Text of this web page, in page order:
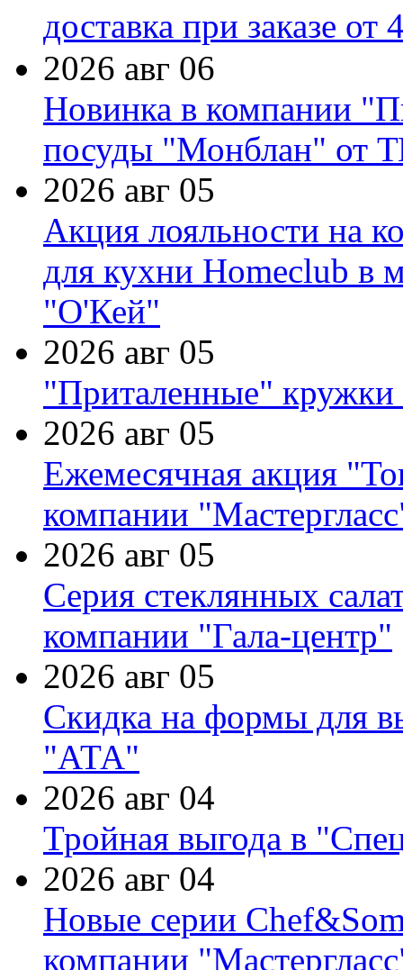
доставка при заказе от
2026 авг 06
Новинка в компании
посуды "Монблан" от
2026 авг 05
Акция лояльности на
для кухни Homeclub в
"О'Кей"
2026 авг 05
"Приталенные" кружки
2026 авг 05
Ежемесячная акция
компании
2026 авг 05
Серия стеклянных
компании "Гала-центр"
2026 авг 05
Скидка на формы для
"АТА"
2026 авг 04
Тройная выгода в
2026 авг 04
Новые серии
компании